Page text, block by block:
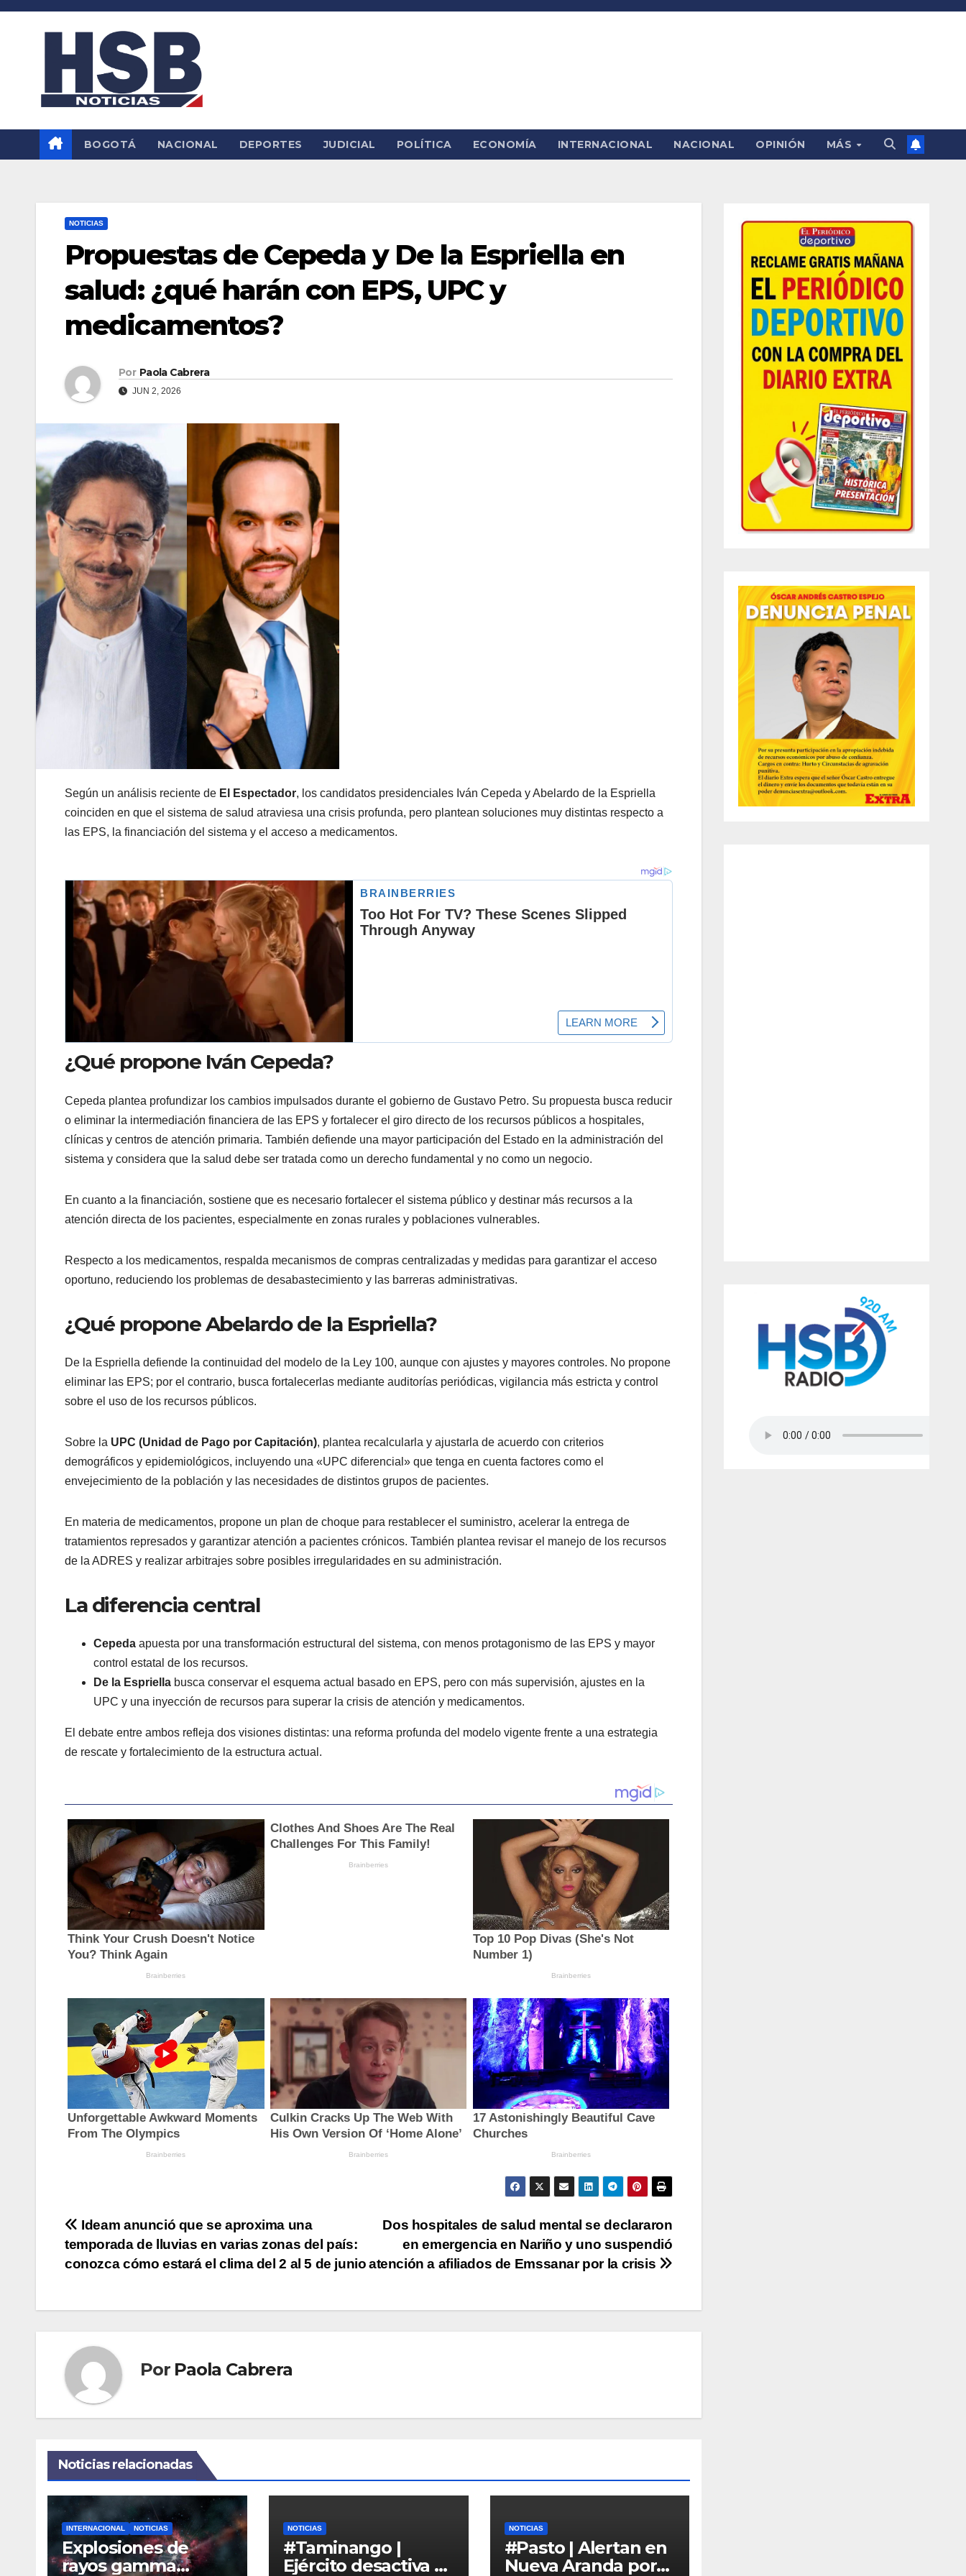
Saltar
BOGOTÁ NACIONAL DEPORTES JUDICIAL POLÍTICA ECONOMÍA INTERNACIONAL NACIONAL OPINIÓN MÁS
NOTICIAS
Propuestas de Cepeda y De la Espriella en
salud: ¿qué harán con EPS, UPC y
medicamentos?
Por Paola Cabrera
JUN 2, 2026
Según un análisis reciente de El Espectador, los candidatos presidenciales Iván Cepeda y Abelardo de la Espriella
coinciden en que el sistema de salud atraviesa una crisis profunda, pero plantean soluciones muy distintas respecto a
las EPS, la financiación del sistema y el acceso a medicamentos.
¿Qué propone Iván Cepeda?
Cepeda plantea profundizar los cambios impulsados durante el gobierno de Gustavo Petro. Su propuesta busca reducir
o eliminar la intermediación financiera de las EPS y fortalecer el giro directo de los recursos públicos a hospitales,
clínicas y centros de atención primaria. También defiende una mayor participación del Estado en la administración del
sistema y considera que la salud debe ser tratada como un derecho fundamental y no como un negocio.
En cuanto a la financiación, sostiene que es necesario fortalecer el sistema público y destinar más recursos a la
atención directa de los pacientes, especialmente en zonas rurales y poblaciones vulnerables.
Respecto a los medicamentos, respalda mecanismos de compras centralizadas y medidas para garantizar el acceso
oportuno, reduciendo los problemas de desabastecimiento y las barreras administrativas.
¿Qué propone Abelardo de la Espriella?
De la Espriella defiende la continuidad del modelo de la Ley 100, aunque con ajustes y mayores controles. No propone
eliminar las EPS; por el contrario, busca fortalecerlas mediante auditorías periódicas, vigilancia más estricta y control
sobre el uso de los recursos públicos.
Sobre la UPC (Unidad de Pago por Capitación), plantea recalcularla y ajustarla de acuerdo con criterios
demográficos y epidemiológicos, incluyendo una «UPC diferencial» que tenga en cuenta factores como el
envejecimiento de la población y las necesidades de distintos grupos de pacientes.
En materia de medicamentos, propone un plan de choque para restablecer el suministro, acelerar la entrega de
tratamientos represados y garantizar atención a pacientes crónicos. También plantea revisar el manejo de los recursos
de la ADRES y realizar arbitrajes sobre posibles irregularidades en su administración.
La diferencia central
Cepeda apuesta por una transformación estructural del sistema, con menos protagonismo de las EPS y mayor
control estatal de los recursos.
De la Espriella busca conservar el esquema actual basado en EPS, pero con más supervisión, ajustes en la
UPC y una inyección de recursos para superar la crisis de atención y medicamentos.
El debate entre ambos refleja dos visiones distintas: una reforma profunda del modelo vigente frente a una estrategia
de rescate y fortalecimiento de la estructura actual.
Navegación
de
Dos hospitales de salud mental se declararon
en emergencia en Nariño y uno suspendió
atención a afiliados de Emssanar por la crisis
Ideam anunció que se aproxima una
temporada de lluvias en varias zonas del país:
conozca cómo estará el clima del 2 al 5 de junio
Por Paola Cabrera
Noticias relacionadas
INTERNACIONAL NOTICIAS
Explosiones de
rayos gamma
NOTICIAS
#Taminango |
Ejército desactiva 6
NOTICIAS
#Pasto | Alertan en
Nueva Aranda por